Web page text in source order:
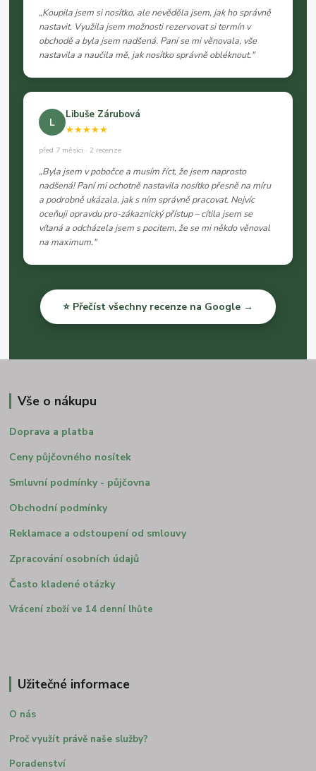
„Koupila jsem si nosítko, ale nevěděla jsem, jak ho správně
nastavit. Využila jsem možnosti rezervovat si termín v
obchodě a byla jsem nadšená. Paní se mi věnovala, vše
nastavila a naučila mě, jak nosítko správně obléknout."
L
Libuše Zárubová
★★★★★
před 7 měsíci · 2 recenze
„Byla jsem v pobočce a musím říct, že jsem naprosto
nadšená! Paní mi ochotně nastavila nosítko přesně na míru
a podrobně ukázala, jak s ním správně pracovat. Nejvíc
oceňuji opravdu pro-zákaznický přístup – cítila jsem se
vítaná a odcházela jsem s pocitem, že se mi někdo věnoval
na maximum."
⭐ Přečíst všechny recenze na Google →
Vše o nákupu
Doprava a platba
Ceny půjčovného nosítek
Smluvní podmínky - půjčovna
Obchodní podmínky
Reklamace a odstoupení od smlouvy
Zpracování osobních údajů
Často kladené otázky
Vrácení zboží ve 14 denní lhůte
Užitečné informace
O nás
Proč využít právě naše služby?
Poradenství